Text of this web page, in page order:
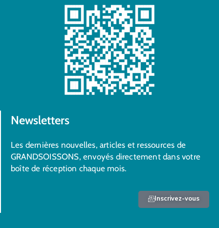
Newsletters
Les dernières nouvelles, articles et ressources de
GRANDSOISSONS, envoyés directement dans votre
boîte de réception chaque mois.
Inscrivez-vous